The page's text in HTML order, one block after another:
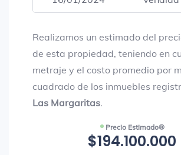
Realizamos un estimado del
de esta propiedad, teniendo en
metraje y el costo promedio por
cuadrado de los inmuebles
Las Margaritas.
Precio Estimado®
$194.100.000